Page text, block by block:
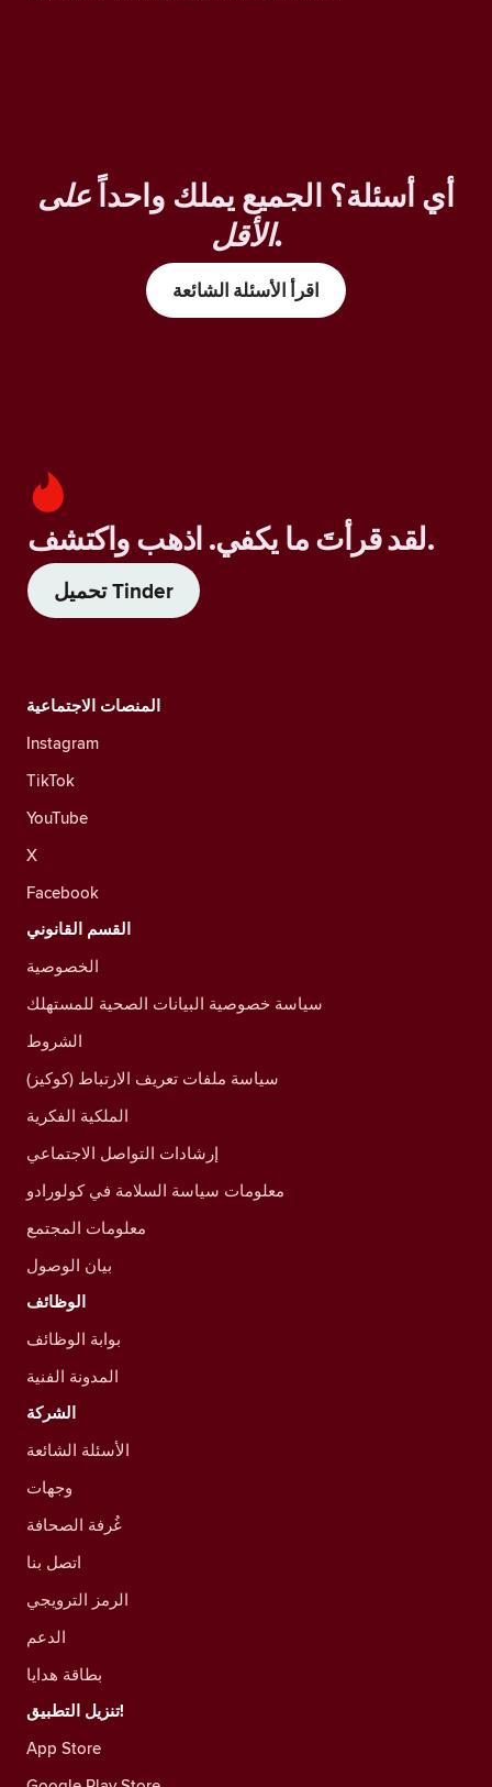
أي أسئلة؟ الجميع يملك واحداً على
الأقل.
اقرأ الأسئلة الشائعة
لقد قرأتَ ما يكفي. اذهب واكتشف.
تحميل Tinder
المنصات الاجتماعية
Instagram
TikTok
YouTube
X
Facebook
القسم القانوني
الخصوصية
سياسة خصوصية البيانات الصحية للمستهلك
الشروط
سياسة ملفات تعريف الارتباط (كوكيز)
الملكية الفكرية
إرشادات التواصل الاجتماعي
معلومات سياسة السلامة في كولورادو
معلومات المجتمع
بيان الوصول
الوظائف
بوابة الوظائف
المدونة الفنية
الشركة
الأسئلة الشائعة
وجهات
غُرفة الصحافة
اتصل بنا
الرمز الترويجي
الدعم
بطاقة هدايا
تنزيل التطبيق!
App Store